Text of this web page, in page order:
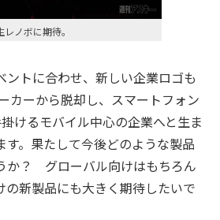
ノボに期待。
トに合わせ、新しい企業ロゴも
カーから脱却し、スマートフォン
けるモバイル中心の企業へと生ま
す。果たして今後どのような製品
か？ グローバル向けはもちろん
の新製品にも大きく期待したいで